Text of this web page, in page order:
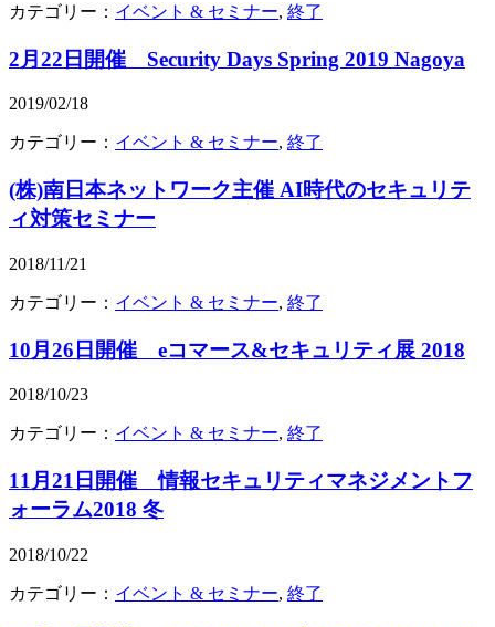
カテゴリー： イベント & セミナー, 終了
2月22日開催 Security Days Spring 2019 Nagoya
2019/02/18
カテゴリー： イベント & セミナー, 終了
(株)南日本ネットワーク主催 AI時代のセキュリテ
ィ対策セミナー
2018/11/21
カテゴリー： イベント & セミナー, 終了
10月26日開催 eコマース&セキュリティ展 2018
2018/10/23
カテゴリー： イベント & セミナー, 終了
11月21日開催 情報セキュリティマネジメントフ
ォーラム2018 冬
2018/10/22
カテゴリー： イベント & セミナー, 終了